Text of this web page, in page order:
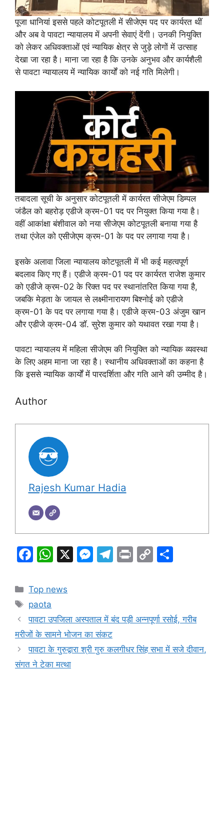
पूजा धानियां इससे पहले कोटपूतली में सीजेएम पद पर कार्यरत थीं
और अब वे पावटा न्यायालय में अपनी सेवाएं देंगी। उनकी नियुक्ति
को लेकर अधिवक्ताओं एवं न्यायिक क्षेत्र से जुड़े लोगों में उत्साह
देखा जा रहा है। माना जा रहा है कि उनके अनुभव और कार्यशैली
से पावटा न्यायालय में न्यायिक कार्यों को नई गति मिलेगी।
तबादला सूची के अनुसार कोटपूतली में कार्यरत सीजेएम डिम्पल
जंडैल को बहरोड़ एडीजे क्रम-01 पद पर नियुक्त किया गया है।
वहीं आकांक्षा बंशीवाल को नया सीजेएम कोटपूतली बनाया गया है
तथा एंजेल को एसीजेएम क्रम-01 के पद पर लगाया गया है।
इसके अलावा जिला न्यायालय कोटपूतली में भी कई महत्वपूर्ण
बदलाव किए गए हैं। एडीजे क्रम-01 पद पर कार्यरत राजेश कुमार
को एडीजे क्रम-02 के रिक्त पद पर स्थानांतरित किया गया है,
जबकि मेड़ता के जायल से लक्ष्मीनारायण बिश्नोई को एडीजे
क्रम-01 के पद पर लगाया गया है। एडीजे क्रम-03 अंजुम खान
और एडीजे क्रम-04 डॉ. सुरेश कुमार को यथावत रखा गया है।
पावटा न्यायालय में महिला सीजेएम की नियुक्ति को न्यायिक व्यवस्था
के लिए अहम माना जा रहा है। स्थानीय अधिवक्ताओं का कहना है
कि इससे न्यायिक कार्यों में पारदर्शिता और गति आने की उम्मीद है।
Author
Rajesh Kumar Hadia
F
c
e
b
o
o
k
W
at
A
p
p
X
M
e
n
g
T
a
Pr C
Li
k
Categories
Top news
Tags
paota
पावटा उपजिला अस्पताल में बंद पड़ी अन्नपूर्णा रसोई, गरीब
मरीजों के सामने भोजन का संकट
पावटा के गुरुद्वारा श्री गुरु कलगीधर सिंह सभा में सजे दीवान,
संगत ने टेका मत्था